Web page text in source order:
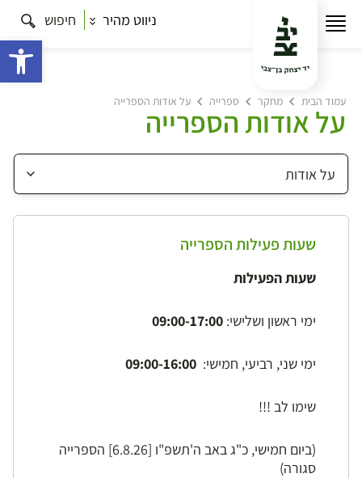
ניווט מהיר חיפוש
עמוד הבית מחקר ספרייה על אודות הספרייה
על אודות הספרייה
שעות פעילות הספרייה
שעות הפעילות
ימי ראשון ושלישי:
ימי שני, רביעי, חמישי: 09:00-16:00
שימו לב !!!
(ביום חמישי, כ"ג באב ה'תשפ"ו [6.8.26] הספרייה
סגורה)